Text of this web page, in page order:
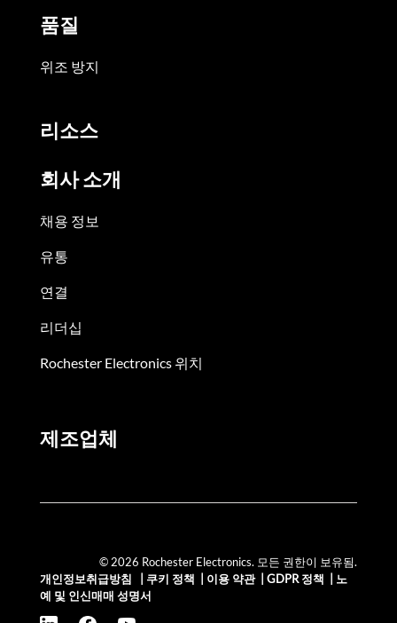
품질
위조 방지
리소스
회사 소개
채용 정보
유통
연결
리더십
Rochester Electronics 위치
제조업체
© 2026 Rochester Electronics. 모든 권한이 보유됨.
개인정보취급방침
쿠키 정책 이용 약관| GDPR 정책
노
예 및 인신매매 성명서